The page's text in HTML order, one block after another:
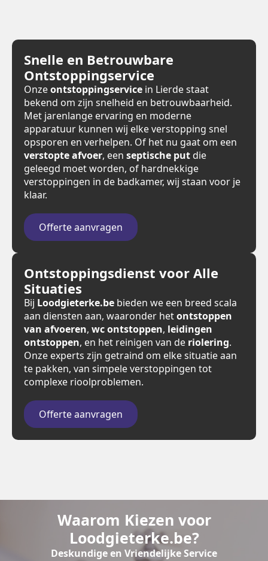
Snelle en Betrouwbare
Ontstoppingservice
Onzeontstoppingservice in Lierde staat
bekend om zijn snelheid en betrouwbaarheid.
Met jarenlange ervaring en moderne
apparatuur kunnen wij elke verstopping snel
opsporen en verhelpen. Of het nu gaat om een
verstopte afvoer, een septische put die
geleegd moet worden, of hardnekkige
verstoppingen in de badkamer, wij staan voor je
klaar.
Offerte aanvragen
Ontstoppingsdienst voor Alle
Situaties
Bij Loodgieterke.be bieden we een breed scala
aan diensten aan, waaronder hetontstoppen
van afvoeren, wc ontstoppen, leidingen
ontstoppen, en het reinigen van de riolering.
Onze experts zijn getraind om elke situatie aan
te pakken, van simpele verstoppingen tot
complexe rioolproblemen.
Offerte aanvragen
Waarom Kiezen voor
Loodgieterke.be?
Deskundige en Vriendelijke Service